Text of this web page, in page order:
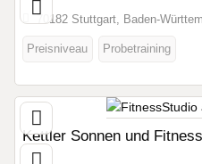
70182 Stuttgart, Baden-
Preisniveau Probetraining
Kettler Sonnen und